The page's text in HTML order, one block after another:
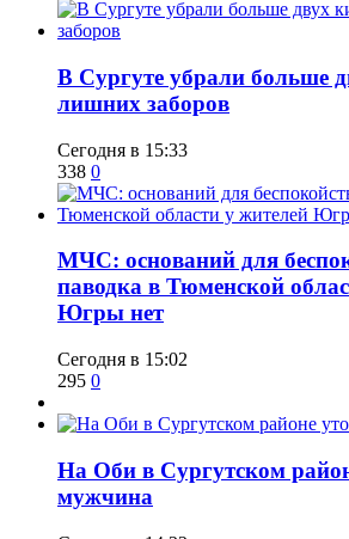
​В Сургуте убрали больше
лишних заборов
Сегодня в 15:33
338 0
​МЧС: оснований для
паводка в Тюменской
Югры нет
Сегодня в 15:02
295 0
​На Оби в Сургутском
мужчина